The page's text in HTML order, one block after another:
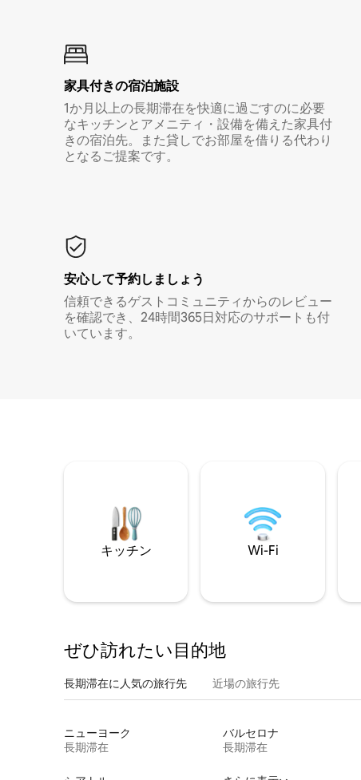
家具付き⁠の宿⁠泊⁠施⁠設
1か月以上の長期滞在を快適に過ごすのに必要
なキッチンとアメニティ・設備を備えた家具付
きの宿泊先。また貸しでお部屋を借りる代わり
となるご提案です。
安心して予約しましょう
信頼できるゲストコミュニティからのレビュー
を確認でき、24時間365日対応のサポートも付
いています。
キッチン Wi-Fi
ぜひ訪⁠れ⁠た⁠い目⁠的⁠地
長期滞在に人気の旅行先 近場の旅行先
ニューヨーク
長期滞在
バルセロナ
長期滞在